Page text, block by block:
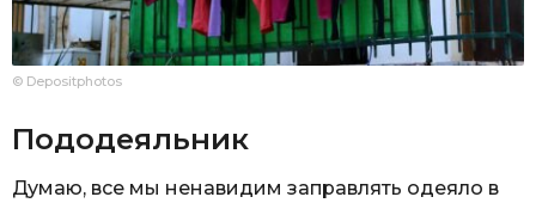
© Depositphotos
Пододеяльник
Думаю, все мы ненавидим заправлять одеяло в